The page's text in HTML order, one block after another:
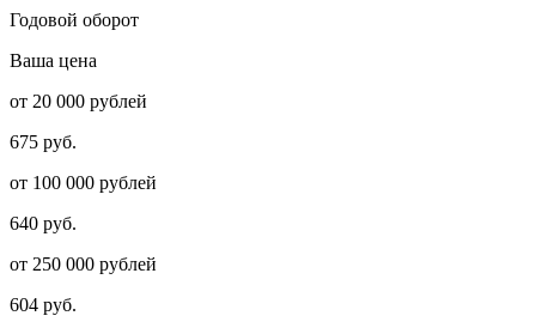
Годовой оборот
Ваша цена
от 20 000 рублей
675 руб.
от 100 000 рублей
640 руб.
от 250 000 рублей
604 руб.